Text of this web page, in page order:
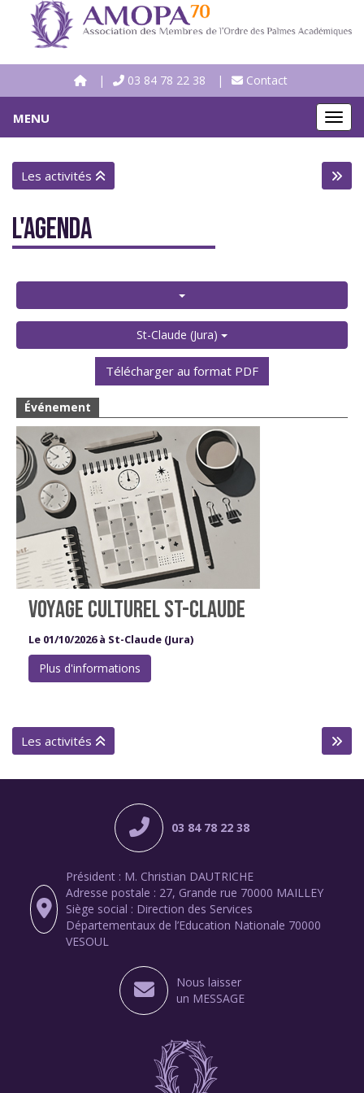
03 84 78 22 38 Contact
MENU
Les activités
L'AGENDA
St-Claude (Jura)
Télécharger au format PDF
Événement
VOYAGE CULTUREL ST-CLAUDE
Le 01/10/2026 à St-Claude (Jura)
Plus d'informations
Les activités
03 84 78 22 38
Président : M. Christian DAUTRICHE
Adresse postale : 27, Grande rue 70000 MAILLEY
Siège social : Direction des Services
Départementaux de l’Education Nationale 70000
VESOUL
Nous laisser
un MESSAGE